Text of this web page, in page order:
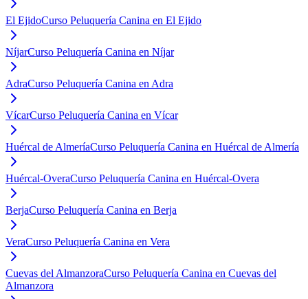
El EjidoCurso Peluquería Canina en El Ejido
NíjarCurso Peluquería Canina en Níjar
AdraCurso Peluquería Canina en Adra
VícarCurso Peluquería Canina en Vícar
Huércal de AlmeríaCurso Peluquería Canina en Huércal de Almería
Huércal-OveraCurso Peluquería Canina en Huércal-Overa
BerjaCurso Peluquería Canina en Berja
VeraCurso Peluquería Canina en Vera
Cuevas del AlmanzoraCurso Peluquería Canina en Cuevas del
Almanzora